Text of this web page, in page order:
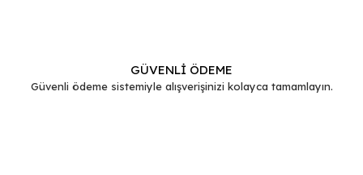
Ürün bilgilerinde hatalar bulunuyor.
GÜVENLİ ÖDEME
Güvenli ödeme sistemiyle alışverişinizi kolayca tamamlayın.